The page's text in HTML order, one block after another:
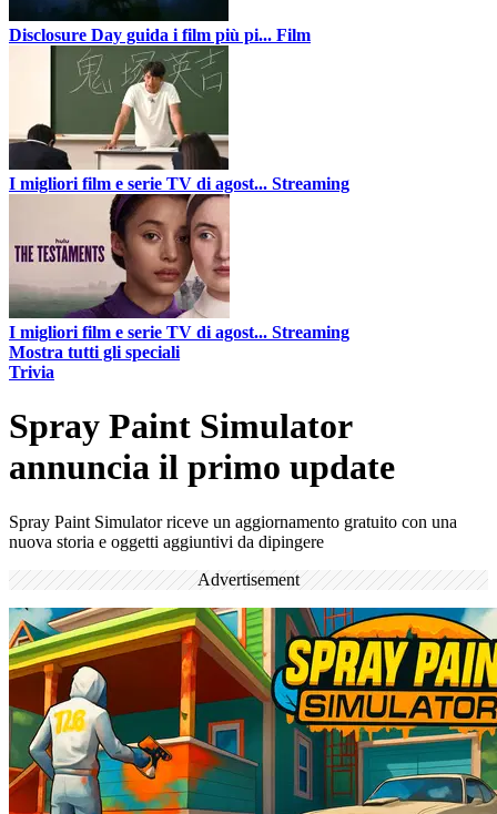
Disclosure Day guida i film più pi... Film
I migliori film e serie TV di agost... Streaming
I migliori film e serie TV di agost... Streaming
Mostra tutti gli speciali
Trivia
Spray Paint Simulator
annuncia il primo update
Spray Paint Simulator riceve un aggiornamento gratuito con una
nuova storia e oggetti aggiuntivi da dipingere
Advertisement